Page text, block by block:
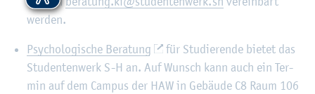
wer­den.
Psy­cho­lo­gi­sche Be­ra­tung
für Stu­die­ren­de bie­tet das
Stu­den­ten­werk S-H an. Auf Wunsch kann auch ein Ter­
min auf dem Cam­pus der HAW in Ge­bäu­de C8 Raum 106